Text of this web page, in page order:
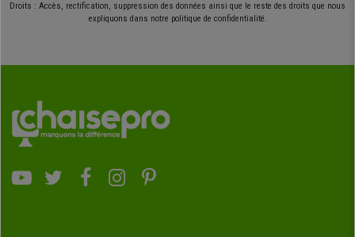
Droits : Accès, rectification, suppression des données ainsi que le reste des droits que nous
expliquons dans notre politique de confidentialité.